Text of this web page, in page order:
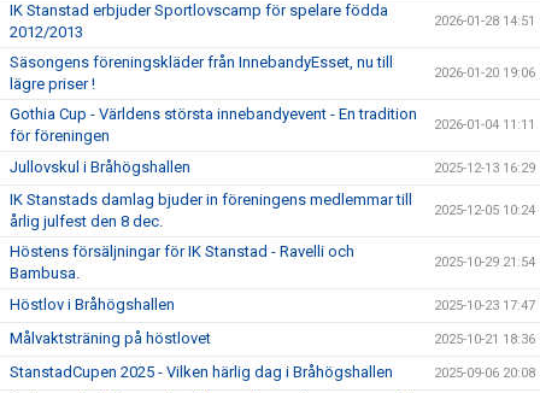
IK Stanstad erbjuder Sportlovscamp för spelare födda
2012/2013
2026-01-28 14:51
Säsongens föreningskläder från InnebandyEsset, nu till
lägre priser !
2026-01-20 19:06
Gothia Cup - Världens största innebandyevent - En tradition
för föreningen
2026-01-04 11:11
Jullovskul i Bråhögshallen 2025-12-13 16:29
IK Stanstads damlag bjuder in föreningens medlemmar till
årlig julfest den 8 dec.
2025-12-05 10:24
Höstens försäljningar för IK Stanstad - Ravelli och
Bambusa.
2025-10-29 21:54
Höstlov i Bråhögshallen 2025-10-23 17:47
Målvaktsträning på höstlovet 2025-10-21 18:36
StanstadCupen 2025 - Vilken härlig dag i Bråhögshallen 2025-09-06 20:08